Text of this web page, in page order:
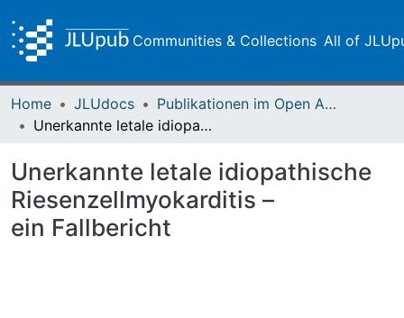
Communities & Collections All of
Home JLUdocs
Publikationen im Open Access gefördert durch die UB
Unerkannte letale idiopathische Riesenzellmyokarditis – ein Fallbericht
Unerkannte letale idiopathische
Riesenzellmyokarditis –
ein Fallbericht